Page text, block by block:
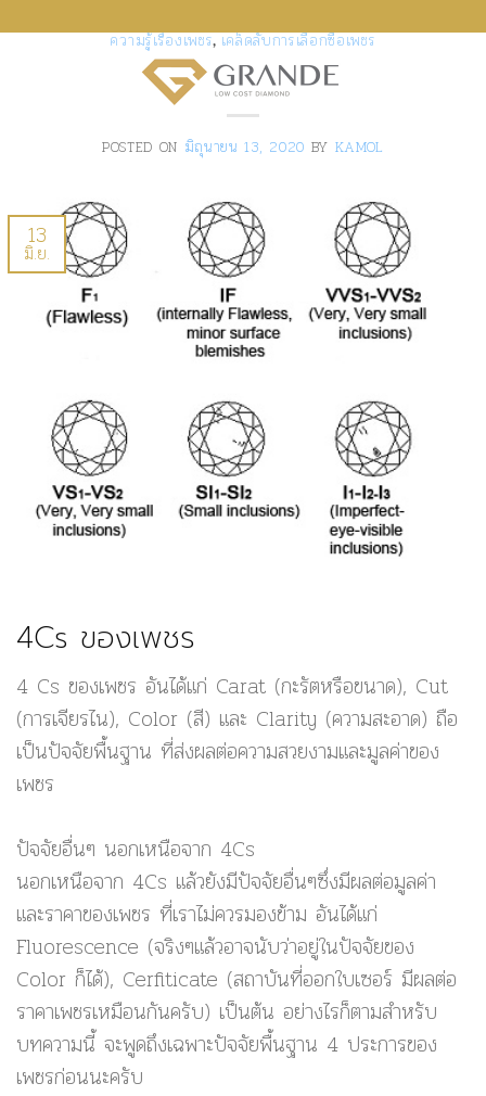
ความรู้เรื่องเพชร, เคล็ดลับการเลือกซื้อเพชร
4Cs ของเพชร
POSTED ON มิถุนายน 13, 2020 BY KAMOL
13
มิ.ย.
4Cs ของเพชร
4 Cs ของเพชร อันได้แก่ Carat (กะรัตหรือขนาด), Cut
(การเจียรไน), Color (สี) และ Clarity (ความสะอาด) ถือ
เป็นปัจจัยพื้นฐาน ที่ส่งผลต่อความสวยงามและมูลค่าของ
เพชร
ปัจจัยอื่นๆ นอกเหนือจาก 4Cs
นอกเหนือจาก 4Cs แล้วยังมีปัจจัยอื่นๆซึ่งมีผลต่อมูลค่า
และราคาของเพชร ที่เราไม่ควรมองข้าม อันได้แก่
Fluorescence (จริงๆแล้วอาจนับว่าอยู่ในปัจจัยของ
Color ก็ได้), Cerfiticate (สถาบันที่ออกใบเซอร์ มีผลต่อ
ราคาเพชรเหมือนกันครับ) เป็นต้น อย่างไรก็ตามสำหรับ
บทความนี้ จะพูดถึงเฉพาะปัจจัยพื้นฐาน 4 ประการของ
เพชรก่อนนะครับ